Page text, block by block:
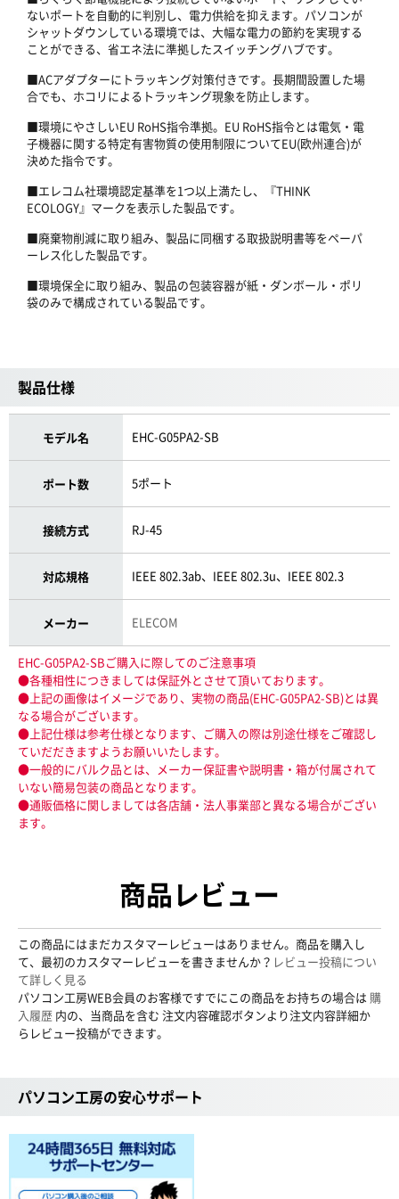
ないポートを自動的に判別し、電力供給を抑えます。パソコンが
シャットダウンしている環境では、大幅な電力の節約を実現する
ことができる、省エネ法に準拠したスイッチングハブです。
■ACアダプターにトラッキング対策付きです。長期間設置した場
合でも、ホコリによるトラッキング現象を防止します。
■環境にやさしいEU RoHS指令準拠。EU RoHS指令とは電気・電
子機器に関する特定有害物質の使用制限についてEU(欧州連合)が
決めた指令です。
■エレコム社環境認定基準を1つ以上満たし、『THINK
ECOLOGY』マークを表示した製品です。
■廃棄物削減に取り組み、製品に同梱する取扱説明書等をペーパ
ーレス化した製品です。
■環境保全に取り組み、製品の包装容器が紙・ダンボール・ポリ
袋のみで構成されている製品です。
製品仕様
モデル名 EHC-G05PA2-SB
ポート数 5ポート
接続方式 RJ-45
対応規格 IEEE 802.3ab、IEEE 802.3u、IEEE 802.3
メーカー ELECOM
EHC-G05PA2-SBご購入に際してのご注意事項
●各種相性につきましては保証外とさせて頂いております。
●上記の画像はイメージであり、実物の商品(EHC-G05PA2-SB)とは異
なる場合がございます。
●上記仕様は参考仕様となります、ご購入の際は別途仕様をご確認し
ていだだきますようお願いいたします。
●一般的にバルク品とは、メーカー保証書や説明書・箱が付属されて
いない簡易包装の商品となります。
●通販価格に関しましては各店舗・法人事業部と異なる場合がござい
ます。
商品レビュー
この商品にはまだカスタマーレビューはありません。商品を購入し
て、最初のカスタマーレビューを書きませんか？ レビュー投稿につい
て詳しく見る
パソコン工房WEB会員のお客様ですでにこの商品をお持ちの場合は 購
入履歴 内の、当商品を含む 注文内容確認ボタンより注文内容詳細か
らレビュー投稿ができます。
パソコン工房の安心サポート